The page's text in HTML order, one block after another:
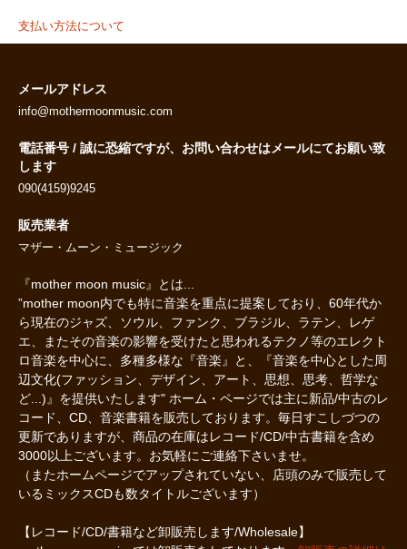
支払い方法について
メールアドレス
info@mothermoonmusic.com
電話番号 / 誠に恐縮ですが、お問い合わせはメールにてお願い致
します
090(4159)9245
販売業者
マザー・ムーン・ミュージック
『mother moon music』とは...
”mother moon内でも特に音楽を重点に提案しており、60年代か
ら現在のジャズ、ソウル、ファンク、ブラジル、ラテン、レゲ
エ、またその音楽の影響を受けたと思われるテクノ等のエレクト
ロ音楽を中心に、多種多様な『音楽』と、『音楽を中心とした周
辺文化(ファッション、デザイン、アート、思想、思考、哲学な
ど...)』を提供いたします" ホーム・ページでは主に新品/中古のレ
コード、CD、音楽書籍を販売しております。毎日すこしづつの
更新でありますが、商品の在庫はレコード/CD/中古書籍を含め
3000以上ございます。お気軽にご連絡下さいませ。
（またホームページでアップされていない、店頭のみで販売して
いるミックスCDも数タイトルございます）
【レコード/CD/書籍など卸販売します/Wholesale】